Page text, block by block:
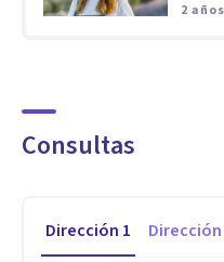
emociones, dependencia
ataques de pánico, nos
orientación a padres de
2 años
Consultas
Dirección 1 Dirección